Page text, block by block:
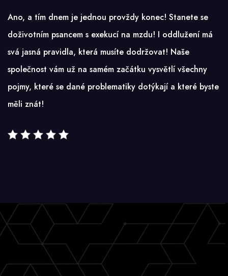
Ano, a tím dnem je jednou provždy konec! Stanete se
doživotním psancem s exekucí na mzdu! I oddlužení má
svá jasná pravidla, která musíte dodržovat! Naše
společnost vám už na samém začátku vysvětlí všechny
pojmy, které se dané problematiky dotýkají a které byste
měli znát!